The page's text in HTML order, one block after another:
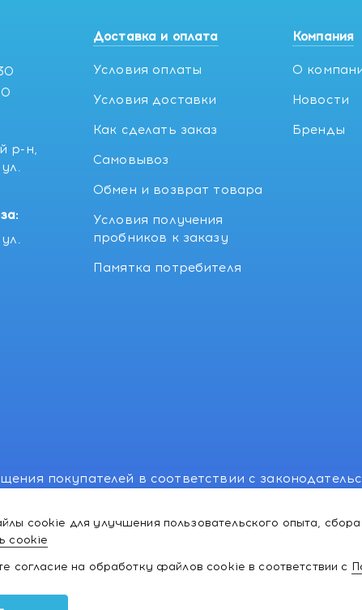
cookie для улучшения пользовательского опыта, сбора
cookie
согласие на обработку файлов cookie в соответствии с
р-н,
Доставка и оплата
Условия оплаты
Условия доставки
Как сделать заказ
Самовывоз
Обмен и возврат товара
Условия получения
пробников к заказу
Памятка потребителя
Компания
О
Новости
Бренды
покупателей в соответствии с
рассматривать обращения
55-88 (для всех мобильных операторов),